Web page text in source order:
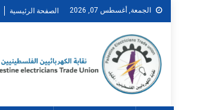
الجمعة, أغسطس 07, 2026 الصفحة الرئيسية